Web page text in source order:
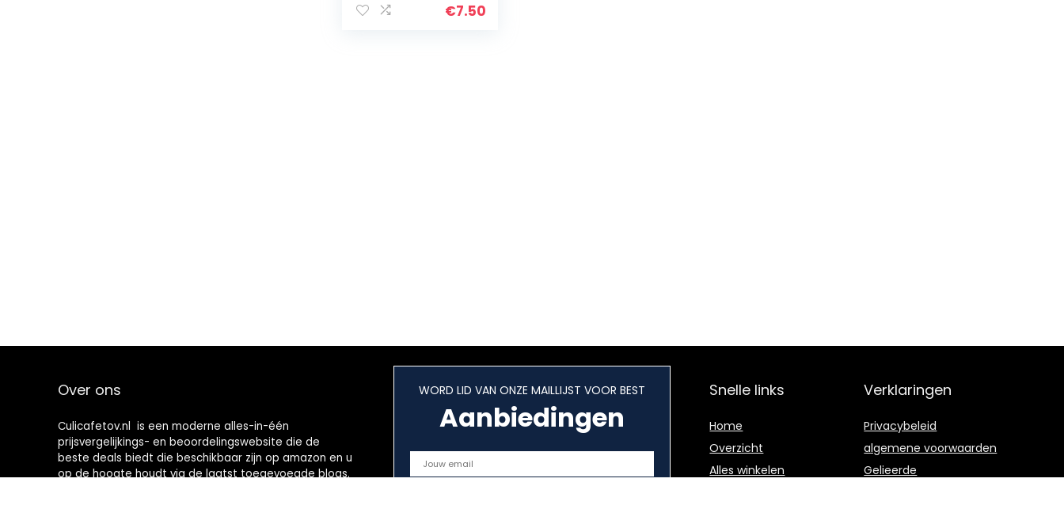
€7.50
Over ons
Culicafetov.nl is een moderne alles-in-één
prijsvergelijkings- en beoordelingswebsite die de
beste deals biedt die beschikbaar zijn op amazon en u
op de hoogte houdt via de laatst toegevoegde blogs.
WORD LID VAN ONZE MAILLIJST VOOR BEST
Aanbiedingen
Snelle links
Home
Overzicht
Alles winkelen
Verklaringen
Privacybeleid
algemene voorwaarden
Gelieerde